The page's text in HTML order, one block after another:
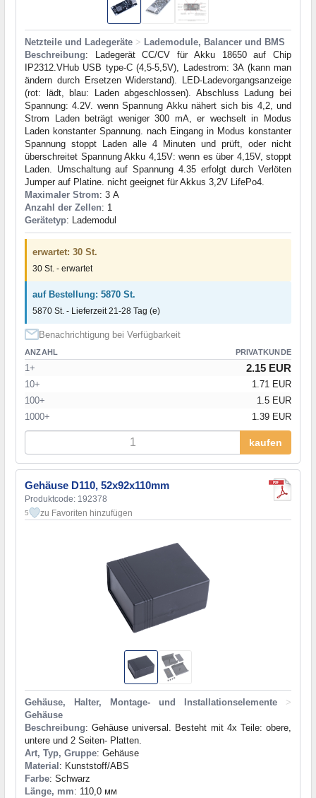
Netzteile und Ladegeräte > Lademodule, Balancer und BMS
Beschreibung: Ladegerät CC/CV für Akku 18650 auf Chip
IP2312.VHub USB type-C (4,5-5,5V), Ladestrom: 3A (kann man
ändern durch Ersetzen Widerstand). LED-Ladevorgangsanzeige
(rot: lädt, blau: Laden abgeschlossen). Abschluss Ladung bei
Spannung: 4.2V. wenn Spannung Akku nähert sich bis 4,2, und
Strom Laden beträgt weniger 300 mA, er wechselt in Modus
Laden konstanter Spannung. nach Eingang in Modus konstanter
Spannung stoppt Laden alle 4 Minuten und prüft, oder nicht
überschreitet Spannung Akku 4,15V: wenn es über 4,15V, stoppt
Laden. Umschaltung auf Spannung 4.35 erfolgt durch Verlöten
Jumper auf Platine. nicht geeignet für Akkus 3,2V LifePo4.
Maximaler Strom: 3 А
Anzahl der Zellen: 1
Gerätetyp: Lademodul
erwartet: 30 St.
30 St. - erwartet
auf Bestellung: 5870 St.
5870 St. - Lieferzeit 21-28 Tag (e)
Benachrichtigung bei Verfügbarkeit
ANZAHL PRIVATKUNDE
1+ 2.15 EUR
10+
1.71 EUR
100+
1.5 EUR
1000+
1.39 EUR
kaufen
Gehäuse D110, 52x92x110mm
Produktcode: 192378
5 zu Favoriten hinzufügen
Gehäuse, Halter, Montage- und Installationselemente
>
Gehäuse
Beschreibung: Gehäuse universal. Besteht mit 4x Teile: obere,
untere und 2 Seiten- Platten.
Art, Typ, Gruppe: Gehäuse
Material : Kunststoff/ABS
Farbe: Schwarz
Länge, mm: 110,0 мм